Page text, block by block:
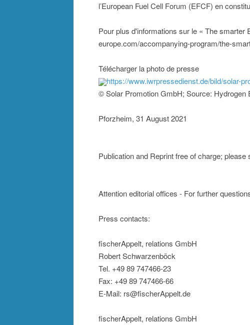
l’European Fuel Cell Forum (EFCF) en
Pour plus d'informations sur le « The
europe.com/accompanying-program/the-
Télécharger la photo de presse
https://www.iwrpressedienst.de/bild/solar-
© Solar Promotion GmbH; Source: Hydrogen
Pforzheim, 31 August 2021
Publication and Reprint free of charge;
Attention editorial offices - For further
Press contacts:
fischerAppelt, relations GmbH
Robert Schwarzenböck
Tel. +49 89 747466-23
Fax: +49 89 747466-66
E-Mail: rs@fischerAppelt.de
fischerAppelt, relations GmbH